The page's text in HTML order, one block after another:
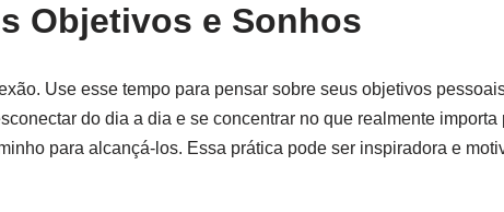
Objetivos e Sonhos
Use esse tempo para pensar sobre seus objetivos
do dia a dia e se concentrar no que realmente importa
para alcançá-los. Essa prática pode ser inspiradora e